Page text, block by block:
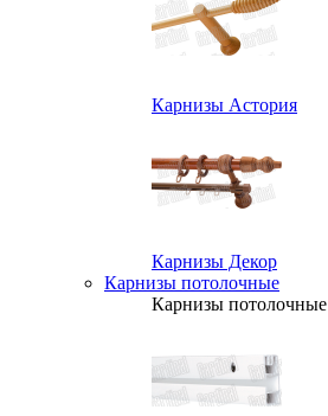
Карнизы Астория
Карнизы Декор
Карнизы потолочные
Карнизы потолочные